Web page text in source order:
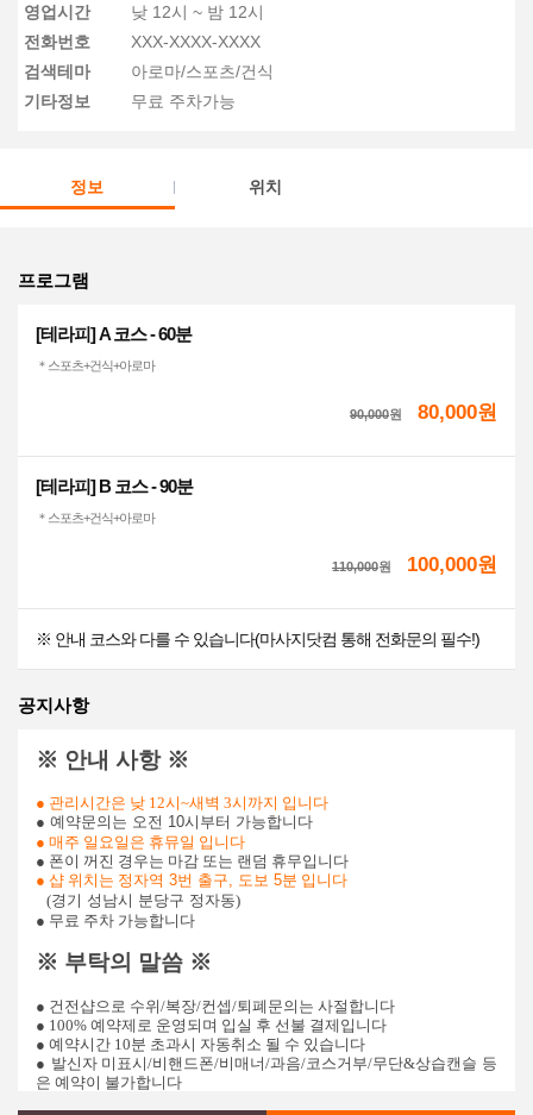
영업시간
낮 12시 ~ 밤 12시
전화번호
XXX-XXXX-XXXX
검색테마
아로마/스포츠/건식
기타정보
무료 주차가능
정보 위치
프로그램
[테라피] A 코스 - 60분
＊스포츠+건식+아로마
90,000원 80,000원
[테라피] B 코스 - 90분
＊스포츠+건식+아로마
110,000원 100,000원
※ 안내 코스와 다를 수 있습니다(마사지닷컴 통해 전화문의 필수!)
공지사항
※ 안내 사항 ※
● 관리시간은 낮 12시~새벽 3시까지 입니다
● 예약문의는 오전 10시부터 가능합니다
● 매주 일요일은 휴뮤일 입니다
● 폰이 꺼진 경우는 마감 또는 랜덤 휴무입니다
● 샵 위치는 정자역 3번 출구, 도보 5분 ​ 입니다
(경기 성남시 분당구 정자동​​​​)
● 무료 주차 가능합니다
※ 부탁의 말씀 ※
● 건전샵으로 수위/복장/컨셉/퇴폐문의는 사절합니다
● 100% 예약제로 운영되며 입실 후 선불 결제입니다
● 예약시간 10분 초과시 자동취소 될 수 있습니다
● 발신자 미표시/비핸드폰/비매너/과음/코스거부/무단&상습캔슬 등
은 예약이 불가합니다